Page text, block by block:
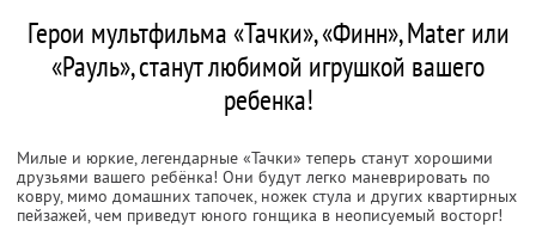
Герои мультфильма «Тачки», «Финн», Mater или
«Рауль», станут любимой игрушкой вашего
ребенка!
Милые и юркие, легендарные «Тачки» теперь станут хорошими
друзьями вашего ребёнка! Они будут легко маневрировать по
ковру, мимо домашних тапочек, ножек стула и других квартирных
пейзажей, чем приведут юного гонщика в неописуемый восторг!